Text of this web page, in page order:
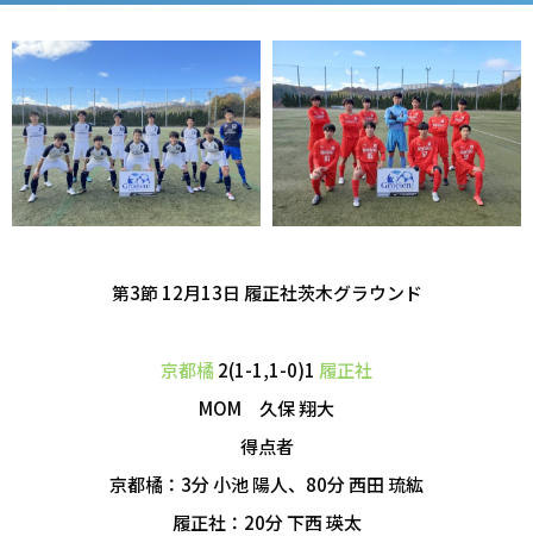
第3節 12月13日 履正社茨木グラウンド
京都橘 2(1-1,1-0)1 履正社
MOM 久保 翔大
得点者
京都橘：3分 小池 陽人、80分 西田 琉紘
履正社：20分 下西 瑛太